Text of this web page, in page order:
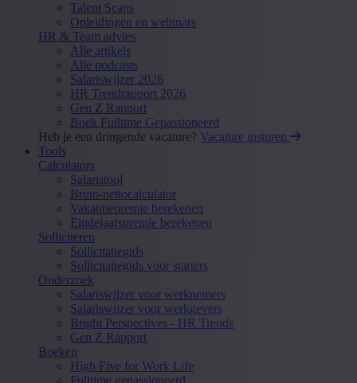
Talent Scans
Opleidingen en webinars
HR & Team advies
Alle artikels
Alle podcasts
Salariswijzer 2026
HR Trendrapport 2026
Gen Z Rapport
Boek Fulltime Gepassioneerd
Heb je een dringende vacature? Vacature insturen
Tools
Calculators
Salaristool
Bruto-nettocalculator
Vakantiepremie berekenen
Eindejaarspremie berekenen
Solliciteren
Sollicitatiegids
Sollicitatiegids voor starters
Onderzoek
Salariswijzer voor werknemers
Salariswijzer voor werkgevers
Bright Perspectives - HR Trends
Gen Z Rapport
Boeken
High Five for Work Life
Fulltime gepassioneerd